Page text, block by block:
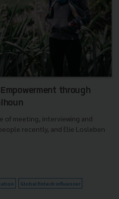
through
of meeting, interviewing and
recently, and Elie Losleben
Global fintech influencer